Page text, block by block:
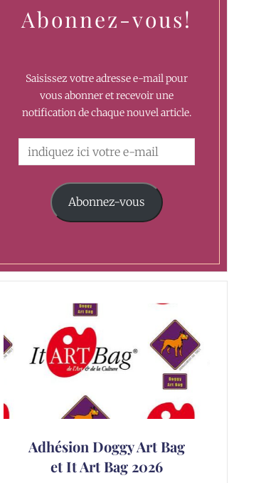
Abonnez-vous!
Saisissez votre adresse e-mail pour
vous abonner et recevoir une
notification de chaque nouvel article.
Abonnez-vous
Adhésion Doggy Art Bag
et It Art Bag 2026